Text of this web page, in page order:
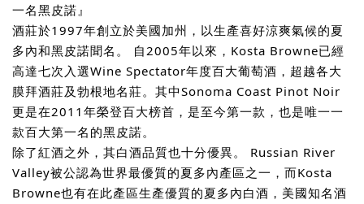
一名黑皮諾』
酒莊於1997年創立於美國加州，以生產喜好涼爽氣候的夏
多內和黑皮諾聞名。 自2005年以來，Kosta Browne已經
高達七次入選Wine Spectator年度百大葡萄酒，超越各大
膜拜酒莊及勃根地名莊。其中Sonoma Coast Pinot Noir
更是在2011年榮登百大榜首，是至今第一款，也是唯一一
款百大第一名的黑皮諾。
除了紅酒之外，其白酒品質也十分優異。 Russian River
Valley被公認為世界最優質的夏多內產區之一，而Kosta
Browne也有在此產區生產優質的夏多內白酒，美國知名酒